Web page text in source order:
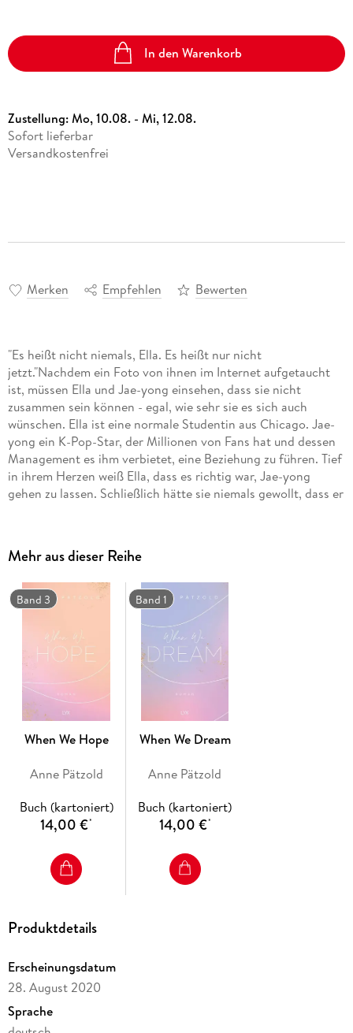
In den Warenkorb
Zustellung:Mo, 10.08. - Mi, 12.08.
Sofort lieferbar
Versandkostenfrei
Merken Empfehlen Bewerten
"Es heißt nicht niemals, Ella. Es heißt nur nicht
jetzt."Nachdem ein Foto von ihnen im Internet aufgetaucht
ist, müssen Ella und Jae-yong einsehen, dass sie nicht
zusammen sein können - egal, wie sehr sie es sich auch
wünschen. Ella ist eine normale Studentin aus Chicago. Jae-
yong ein K-Pop-Star, der Millionen von Fans hat und dessen
Management es ihm verbietet, eine Beziehung zu führen. Tief
in ihrem Herzen weiß Ella, dass es richtig war, Jae-yong
gehen zu lassen. Schließlich hätte sie niemals gewollt, dass er
Seiten wie ein Zuhause anfühlen." MONA KASTEN über
WHEN WE DREAM"Ella und Jae-yong werden immer einen
Platz in meinem Herzen haben - WHEN WE DREAM ist ein
absolutes New-Adult-Highlight." ZWISCHEN PRINZEN UND
BAD BOYSDie LOVE-NXT-Reihe von Anne Pätzold:1. When
We Dream2. When We Fall3. When We Hope
Mehr aus dieser Reihe
Band 3
When We Hope
Anne Pätzold
Buch (kartoniert)
14,00 €*
Band 1
When We Dream
Anne Pätzold
Buch (kartoniert)
14,00 €*
Produktdetails
Erscheinungsdatum
28. August 2020
Sprache